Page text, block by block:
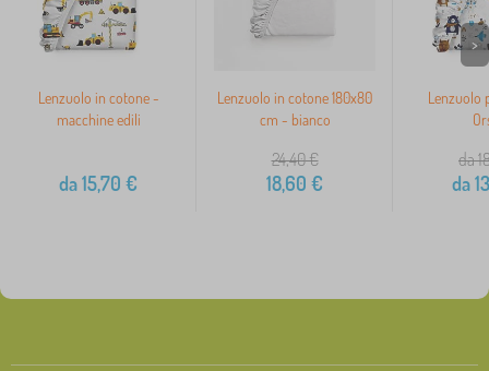
Lenzuolo in cotone -
macchine edili
da15,70 €
Lenzuolo in cotone 180x80
cm - bianco
24,40€
18,60 €
Lenzuolo
da
da
>